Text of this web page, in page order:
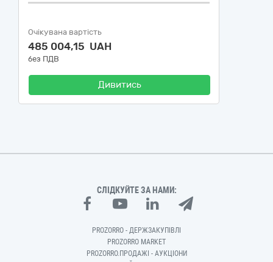
Очікувана вартість
485 004,15 UAH
без ПДВ
Дивитись
СЛІДКУЙТЕ ЗА НАМИ:
PROZORRO - ДЕРЖЗАКУПІВЛІ
PROZORRO MARKET
PROZORRO.ПРОДАЖІ - АУКЦІОНИ